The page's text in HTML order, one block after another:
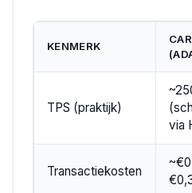
KENMERK
TPS (praktijk)
via
Transactiekosten